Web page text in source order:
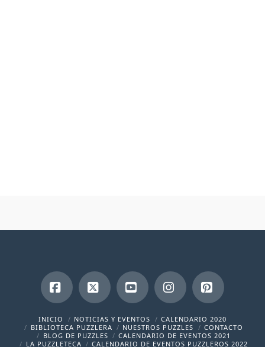
Facebook
X YouTubeInstagramPinterest
INICIO NOTICIAS Y EVENTOS
CALENDARIO 2020
BIBLIOTECA PUZZLERA
NUESTROS PUZZLES
CONTACTO
BLOG DE PUZZLES
CALENDARIO DE EVENTOS 2021
LA PUZZLETECA
CALENDARIO DE EVENTOS PUZZLEROS 2022